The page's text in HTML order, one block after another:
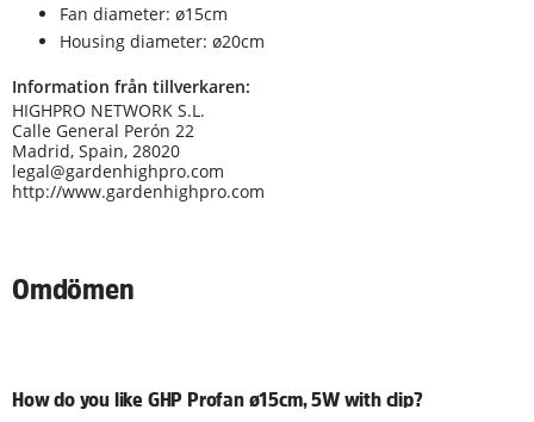
Fan diameter: ø15cm
Housing diameter: ø20cm
Information från tillverkaren:
HIGHPRO NETWORK S.L.
Calle General Perón 22
Madrid, Spain, 28020
legal@gardenhighpro.com
http://www.gardenhighpro.com
Omdömen
How do you like GHP Profan ø15cm, 5W with clip?